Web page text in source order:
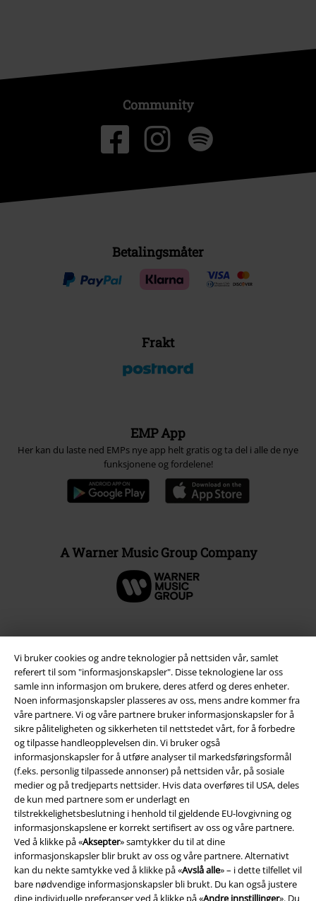
Vi bruker cookies og andre teknologier på nettsiden vår, samlet
referert til som "informasjonskapsler". Disse teknologiene lar oss
samle inn informasjon om brukere, deres atferd og deres enheter.
Noen informasjonskapsler plasseres av oss, mens andre kommer fra
våre partnere. Vi og våre partnere bruker informasjonskapsler for å
sikre påliteligheten og sikkerheten til nettstedet vårt, for å forbedre
og tilpasse handleopplevelsen din. Vi bruker også
informasjonskapsler for å utføre analyser til markedsføringsformål
(f.eks. personlig tilpassede annonser) på nettsiden vår, på sosiale
medier og på tredjeparts nettsider. Hvis data overføres til USA, deles
de kun med partnere som er underlagt en
tilstrekkelighetsbeslutning i henhold til gjeldende EU-lovgivning og
informasjonskapslene er korrekt sertifisert av oss og våre partnere.
Ved å klikke på «Aksepter» samtykker du til at dine
informasjonskapsler blir brukt av oss og våre partnere. Alternativt
kan du nekte samtykke ved å klikke på «Avslå alle» – i dette tilfellet vil
bare nødvendige informasjonskapsler bli brukt. Du kan også justere
dine individuelle preferanser ved å klikke på «Andre innstillinger». Du
Community
Betalingsmåter
Frakt
EMP App
Her kan du laste ned EMPs nye app helt gratis og ta del i alle de nye
funksjonene og fordelene!
A Warner Music Group Company
Juridisk informasjon/Vilkår
Vilkår
Impressum
Konfidensialitetserklæring
Avfallshåndtering og miljøbeskyttelse